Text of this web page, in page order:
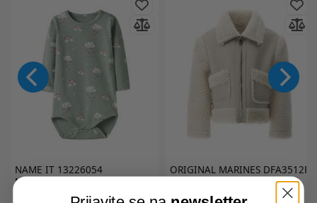
NAME IT13226054
NBFVANDORA bodi
ORIGINAL MARINES DFA3512F
jakna